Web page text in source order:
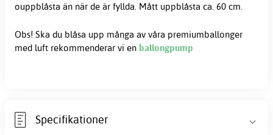
ouppblåsta än när de är fyllda. Mått uppblåsta ca. 60 cm.
Obs! Ska du blåsa upp många av våra premiumballonger
med luft rekommenderar vi en ballongpump
Specifikationer